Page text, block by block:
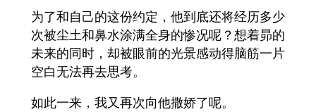
为了和自己的这份约定，他到底还将经历多少
次被尘土和鼻水涂满全身的惨况呢？想着昴的
未来的同时，却被眼前的光景感动得脑筋一片
空白无法再去思考。
如此一来，我又再次向他撒娇了呢。